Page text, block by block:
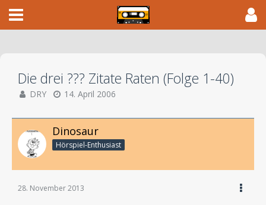
Die drei ??? Zitate Raten (Folge 1-40)
DRY 14. April 2006
Dinosaur
Hörspiel-En­thu­si­ast
28. November 2013